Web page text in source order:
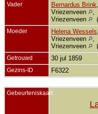
Vader Bernardus Brink
Vriezenveen
Vriezenveen
Moeder Helena Wessels
Vriezenveen
Vriezenveen
Getrouwd 30 jul 1859
Gezins-ID F6322
Gebeurteniskaart